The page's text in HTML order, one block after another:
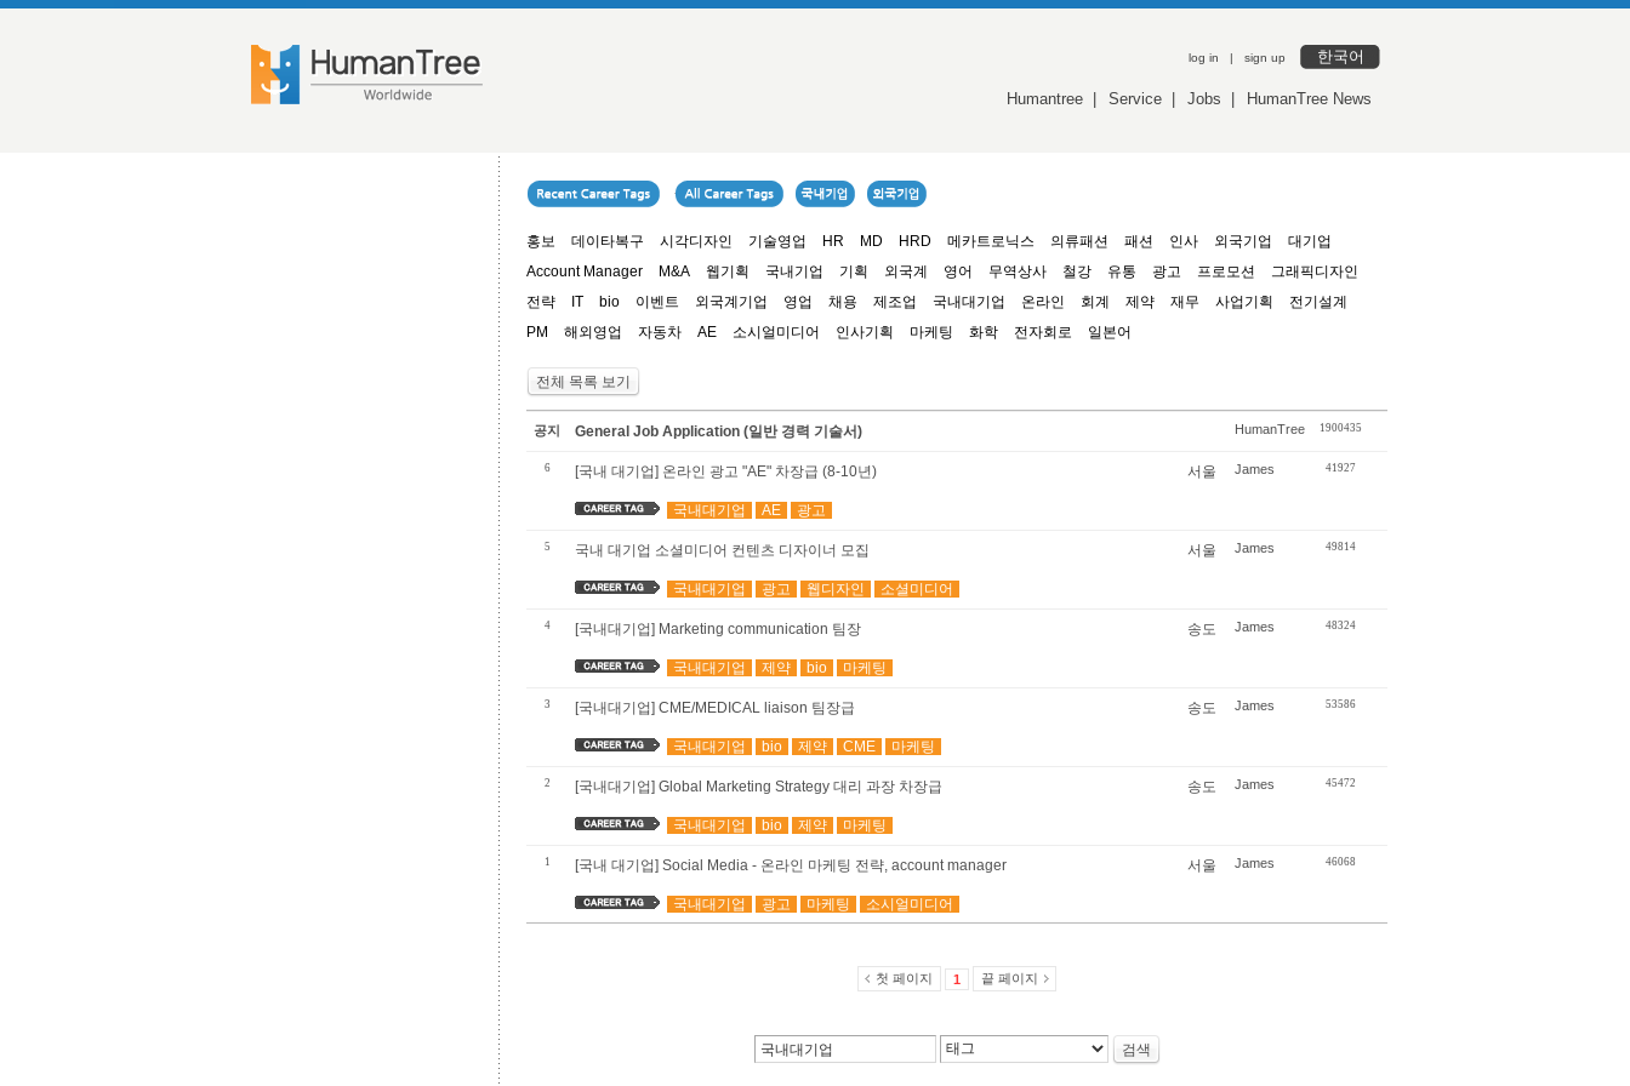
log in | sign up 한국어
Humantree Service Jobs HumanTree News
홍보 데이타복구 시각디자인 기술영업 HR MD HRD 메카트로닉스 의류패션 패션 인사 외국기업
대기업
Account Manager
M&A 웹기획 국내기업 기획 외국계 영어 무역상사 철강 유통 광고 프로모션
그래픽디자인
전략
IT bio 이벤트 외국계기업 영업 채용 제조업 국내대기업 온라인 회계 제약 재무 사업기획
전기설계
PM
해외영업 자동차 AE 소시얼미디어 인사기획 마케팅 화학 전자회로 일본어
전체 목록 보기
공지 General Job Application (일반 경력 기술서) HumanTree 1900435
6 [국내 대기업] 온라인 광고 "AE" 차장급 (8-10년) 서울 James 41927
국내대기업 AE 광고
5 국내 대기업 소셜미디어 컨텐츠 디자이너 모집 서울 James 49814
국내대기업 광고 웹디자인 소셜미디어
4 [국내대기업] Marketing communication 팀장 송도 James 48324
국내대기업 제약 bio 마케팅
3 [국내대기업] CME/MEDICAL liaison 팀장급 송도 James 53586
국내대기업 bio 제약 CME 마케팅
2 [국내대기업] Global Marketing Strategy 대리 과장 차장급 송도 James 45472
국내대기업 bio 제약 마케팅
1 [국내 대기업] Social Media - 온라인 마케팅 전략, account manager 서울 James 46068
국내대기업 광고 마케팅 소시얼미디어
첫 페이지 1 끝 페이지
검색